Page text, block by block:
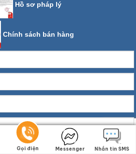
Hồ sơ pháp lý
Chính sách bán hàng
Gọi điện Messenger Nhắn tin SMS
Gọi điện Messenger Nhắn tin SMS